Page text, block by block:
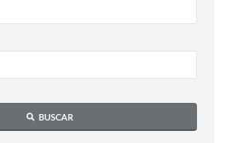
BUSCAR